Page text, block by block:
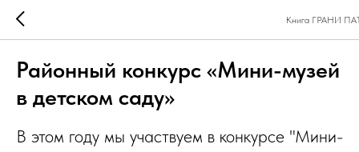
Книга ГРАНИ
Районный конкурс «Мини-музей
в детском саду»
В этом году мы участвуем в конкурсе "Мини-